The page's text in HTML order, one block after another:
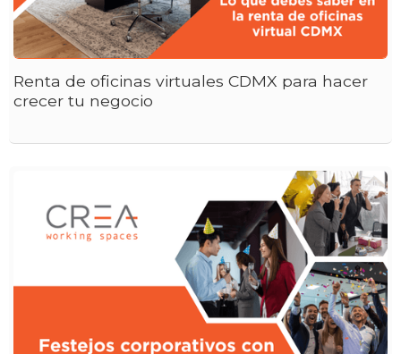
Renta de oficinas virtuales CDMX para hacer
crecer tu negocio